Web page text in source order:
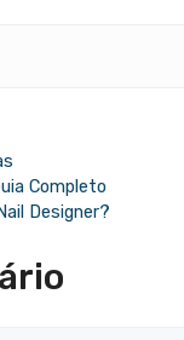
Completo
Designer?